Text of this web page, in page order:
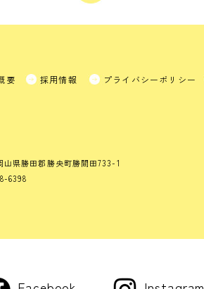
要 採用情報 プライバシーポリシー
山県勝田郡勝央町勝間田733-1
6398